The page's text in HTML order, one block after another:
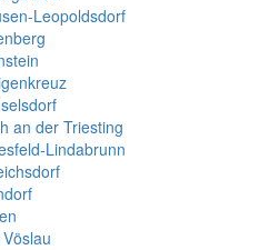
Leopoldsdorf
an der Triesting
Lindabrunn